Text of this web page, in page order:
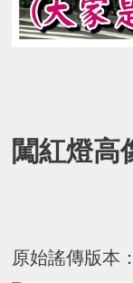
闖紅燈高
原始謠傳版本：